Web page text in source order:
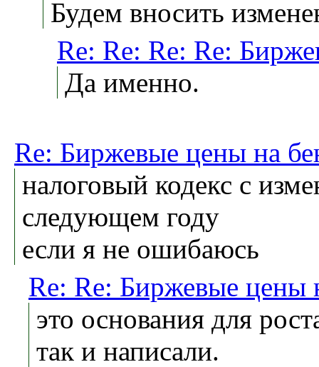
Будем вносить
Re: Re: Re: Re:
Да именно.
Re: Биржевые цены на
налоговый кодекс с
следующем году
если я не ошибаюсь
Re: Re: Биржевые цены
это основания для
так и написали.